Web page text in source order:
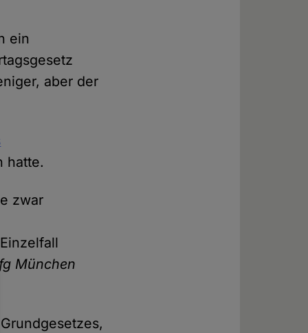
ein
aber der
hatte.
zwar
München